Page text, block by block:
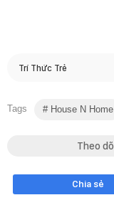
Trí Thức Trẻ
Tags House N Home
Theo
Chia sẻ